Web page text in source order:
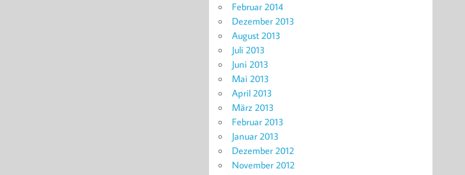
Februar 2014
Dezember 2013
August 2013
Juli 2013
Juni 2013
Mai 2013
April 2013
März 2013
Februar 2013
Januar 2013
Dezember 2012
November 2012